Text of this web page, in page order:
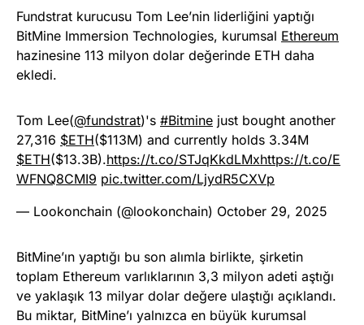
Fundstrat kurucusu Tom Lee’nin liderliğini yaptığı
BitMine Immersion Technologies, kurumsal Ethereum
hazinesine 113 milyon dolar değerinde ETH daha
ekledi.
Tom Lee(@fundstrat)'s #Bitmine just bought another
27,316 $ETH($113M) and currently holds 3.34M
$ETH($13.3B).https://t.co/STJqKkdLMxhttps://t.co/E
WFNQ8CMI9 pic.twitter.com/LjydR5CXVp
— Lookonchain (@lookonchain) October 29, 2025
BitMine’ın yaptığı bu son alımla birlikte, şirketin
toplam Ethereum varlıklarının 3,3 milyon adeti aştığı
ve yaklaşık 13 milyar dolar değere ulaştığı açıklandı.
Bu miktar, BitMine’ı yalnızca en büyük kurumsal